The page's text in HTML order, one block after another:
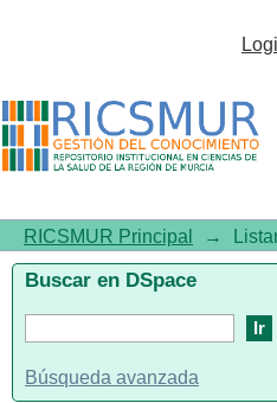
Listar por
RICSMUR Principal →
Buscar en DSpace
Búsqueda avanzada